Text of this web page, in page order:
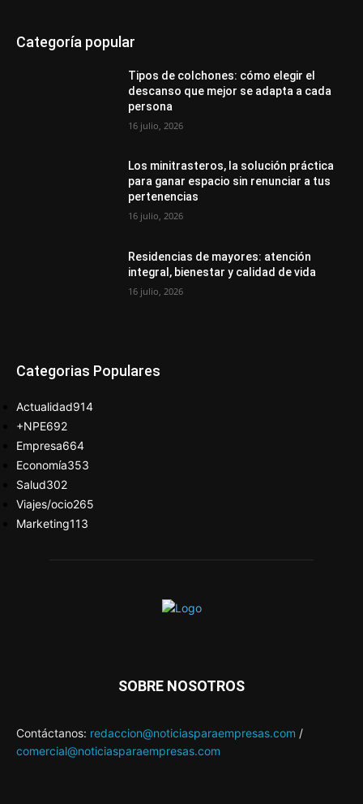
Categoría popular
Tipos de colchones: cómo elegir el
descanso que mejor se adapta a cada
persona
16 julio, 2026
Los minitrasteros, la solución práctica
para ganar espacio sin renunciar a tus
pertenencias
16 julio, 2026
Residencias de mayores: atención
integral, bienestar y calidad de vida
16 julio, 2026
Categorias Populares
Actualidad914
+NPE692
Empresa664
Economía353
Salud302
Viajes/ocio265
Marketing113
SOBRE NOSOTROS
Contáctanos: redaccion@noticiasparaempresas.com /
comercial@noticiasparaempresas.com